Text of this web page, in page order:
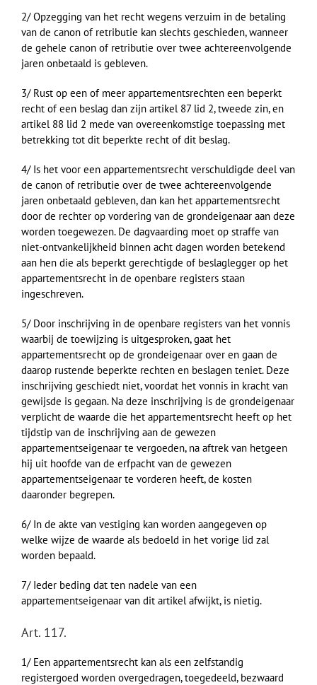
2/ Opzegging van het recht wegens verzuim in de betaling
van de canon of retributie kan slechts geschieden, wanneer
de gehele canon of retributie over twee achtereenvolgende
jaren onbetaald is gebleven.
3/ Rust op een of meer appartementsrechten een beperkt
recht of een beslag dan zijn artikel 87 lid 2, tweede zin, en
artikel 88 lid 2 mede van overeenkomstige toepassing met
betrekking tot dit beperkte recht of dit beslag.
4/ Is het voor een appartementsrecht verschuldigde deel van
de canon of retributie over de twee achtereenvolgende
jaren onbetaald gebleven, dan kan het appartementsrecht
door de rechter op vordering van de grondeigenaar aan deze
worden toegewezen. De dagvaarding moet op straffe van
niet-ontvankelijkheid binnen acht dagen worden betekend
aan hen die als beperkt gerechtigde of beslaglegger op het
appartementsrecht in de openbare registers staan
ingeschreven.
5/ Door inschrijving in de openbare registers van het vonnis
waarbij de toewijzing is uitgesproken, gaat het
appartementsrecht op de grondeigenaar over en gaan de
daarop rustende beperkte rechten en beslagen teniet. Deze
inschrijving geschiedt niet, voordat het vonnis in kracht van
gewijsde is gegaan. Na deze inschrijving is de grondeigenaar
verplicht de waarde die het appartementsrecht heeft op het
tijdstip van de inschrijving aan de gewezen
appartementseigenaar te vergoeden, na aftrek van hetgeen
hij uit hoofde van de erfpacht van de gewezen
appartementseigenaar te vorderen heeft, de kosten
daaronder begrepen.
6/ In de akte van vestiging kan worden aangegeven op
welke wijze de waarde als bedoeld in het vorige lid zal
worden bepaald.
7/ Ieder beding dat ten nadele van een
appartementseigenaar van dit artikel afwijkt, is nietig.
Art. 117.
1/ Een appartementsrecht kan als een zelfstandig
registergoed worden overgedragen, toegedeeld, bezwaard